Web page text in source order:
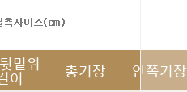
밑위
이 총기장 안쪽기장